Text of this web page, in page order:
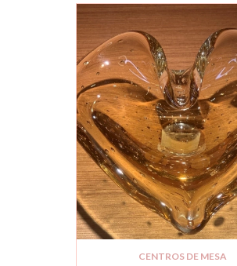
CENTROS DE MESA